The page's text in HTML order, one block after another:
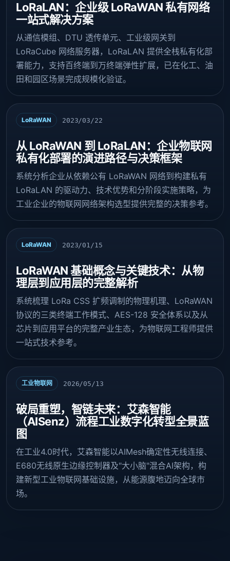
LoRaLAN：企业级 LoRaWAN 私有网络
一站式解决方案
从通信模组、DTU 透传单元、工业级网关到
LoRaCube 网络服务器，LoRaLAN 提供全栈私有化部
署能力，支持百终端到万终端弹性扩展，已在化工、油
田和园区场景完成规模化验证。
LoRaWAN 2023/03/22
从 LoRaWAN 到 LoRaLAN：企业物联网
私有化部署的演进路径与决策框架
系统分析企业从依赖公有 LoRaWAN 网络到构建私有
LoRaLAN 的驱动力、技术优势和分阶段实施策略，为
工业企业的物联网网络架构选型提供完整的决策参考。
LoRaWAN 2023/01/15
LoRaWAN 基础概念与关键技术：从物
理层到应用层的完整解析
系统梳理 LoRa CSS 扩频调制的物理机理、LoRaWAN
协议的三类终端工作模式、AES-128 安全体系以及从
芯片到应用平台的完整产业生态，为物联网工程师提供
一站式技术参考。
工业物联网 2026/05/13
破局重塑，智链未来：艾森智能
（AISenz）流程工业数字化转型全景蓝
图
在工业4.0时代，艾森智能以AIMesh确定性无线连接、
E680无线原生边缘控制器及"大小脑"混合AI架构，构
建新型工业物联网基础设施，从能源腹地迈向全球市
场。